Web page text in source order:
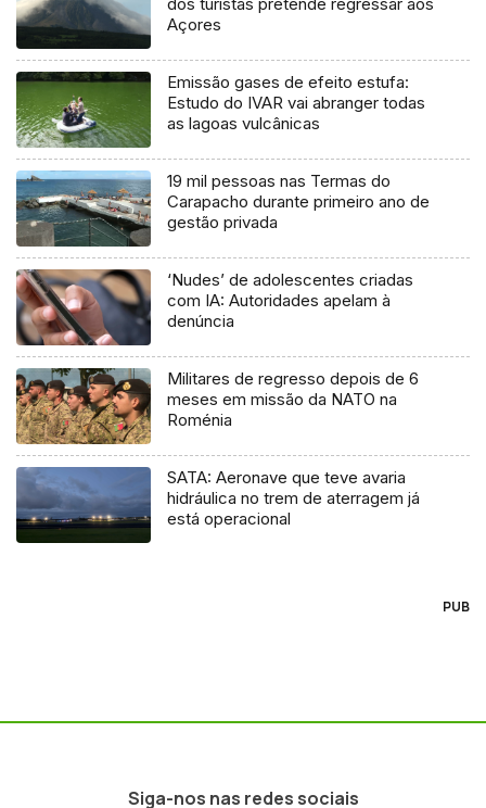
dos turistas pretende regressar aos
Açores
Emissão gases de efeito estufa:
Estudo do IVAR vai abranger todas
as lagoas vulcânicas
19 mil pessoas nas Termas do
Carapacho durante primeiro ano de
gestão privada
‘Nudes’ de adolescentes criadas
com IA: Autoridades apelam à
denúncia
Militares de regresso depois de 6
meses em missão da NATO na
Roménia
SATA: Aeronave que teve avaria
hidráulica no trem de aterragem já
está operacional
PUB
Siga-nos nas redes sociais